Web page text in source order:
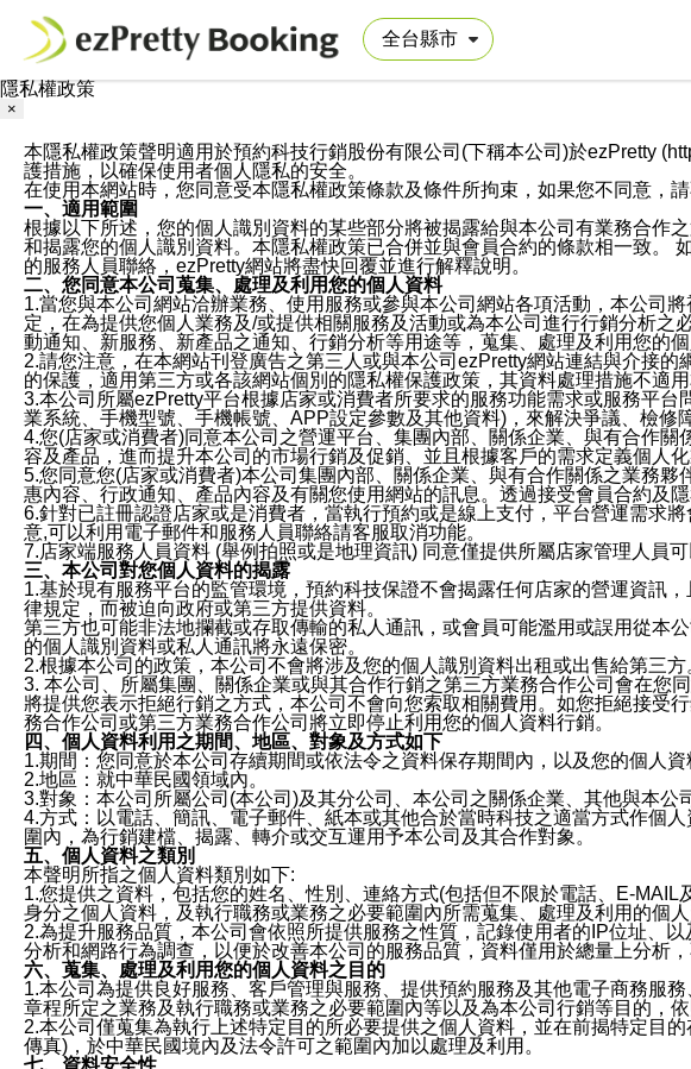
隱私權政策
×
本隱私權政策聲明適用於預約科技行銷股份有限公司(下稱本公司)於ezPretty
護措施，以確保使用者個人隱私的安全。
在使用本網站時，您同意受本隱私權政策條款及條件所拘束，如果您不同意，
一、適用範圍
根據以下所述，您的個人識別資料的某些部分將被揭露給與本公司有業務合作
和揭露您的個人識別資料。本隱私權政策已合併並與會員合約的條款相一致。
的服務人員聯絡，ezPretty網站將盡快回覆並進行解釋說明。
二、您同意本公司蒐集、處理及利用您的個人資料
1.當您與本公司網站洽辦業務、使用服務或參與本公司網站各項活動，本公司
定，在為提供您個人業務及/或提供相關服務及活動或為本公司進行行銷分析
動通知、新服務、新產品之通知、行銷分析等用途等，蒐集、處理及利用您的個
2.請您注意，在本網站刊登廣告之第三人或與本公司ezPretty網站連結與介接
的保護，適用第三方或各該網站個別的隱私權保護政策，其資料處理措施不適
3.本公司所屬ezPretty平台根據店家或消費者所要求的服務功能需求或服務平
業系統、手機型號、手機帳號、APP設定參數及其他資料)，來解決爭議、檢
4.您(店家或消費者)同意本公司之營運平台、集團內部、關係企業、與有合作
容及產品，進而提升本公司的市場行銷及促銷、並且根據客戶的需求定義個人
5.您同意您(店家或消費者)本公司集團內部、關係企業、與有合作關係之業務
惠內容、行政通知、產品內容及有關您使用網站的訊息。透過接受會員合約及
6.針對已註冊認證店家或是消費者，當執行預約或是線上支付，平台營運需求
意,可以利用電子郵件和服務人員聯絡請客服取消功能。
7.店家端服務人員資料 (舉例拍照或是地理資訊) 同意僅提供所屬店家管理人員
三、本公司對您個人資料的揭露
1.基於現有服務平台的監管環境，預約科技保證不會揭露任何店家的營運資訊
律規定，而被迫向政府或第三方提供資料。
第三方也可能非法地攔截或存取傳輸的私人通訊，或會員可能濫用或誤用從本
的個人識別資料或私人通訊將永遠保密。
2.根據本公司的政策，本公司不會將涉及您的個人識別資料出租或出售給第三方
3. 本公司、所屬集團、關係企業或與其合作行銷之第三方業務合作公司會在您
將提供您表示拒絕行銷之方式，本公司不會向您索取相關費用。如您拒絕接受
務合作公司或第三方業務合作公司將立即停止利用您的個人資料行銷。
四、個人資料利用之期間、地區、對象及方式如下
1.期間：您同意於本公司存續期間或依法令之資料保存期間內，以及您的個人
2.地區：就中華民國領域內。
3.對象：本公司所屬公司(本公司)及其分公司、本公司之關係企業、其他與本公
4.方式：以電話、簡訊、電子郵件、紙本或其他合於當時科技之適當方式作個
圍內，為行銷建檔、揭露、轉介或交互運用予本公司及其合作對象。
五、個人資料之類別
本聲明所指之個人資料類別如下:
1.您提供之資料，包括您的姓名、性別、連絡方式(包括但不限於電話、E-
身分之個人資料，及執行職務或業務之必要範圍內所需蒐集、處理及利用的個人
2.為提升服務品質，本公司會依照所提供服務之性質，記錄使用者的IP位址、
分析和網路行為調查，以便於改善本公司的服務品質，資料僅用於總量上分析，
六、蒐集、處理及利用您的個人資料之目的
1.本公司為提供良好服務、客戶管理與服務、提供預約服務及其他電子商務服
章程所定之業務及執行職務或業務之必要範圍內等以及為本公司行銷等目的，
2.本公司僅蒐集為執行上述特定目的所必要提供之個人資料，並在前揭特定目
傳真)，於中華民國境內及法令許可之範圍內加以處理及利用。
七、資料安全性